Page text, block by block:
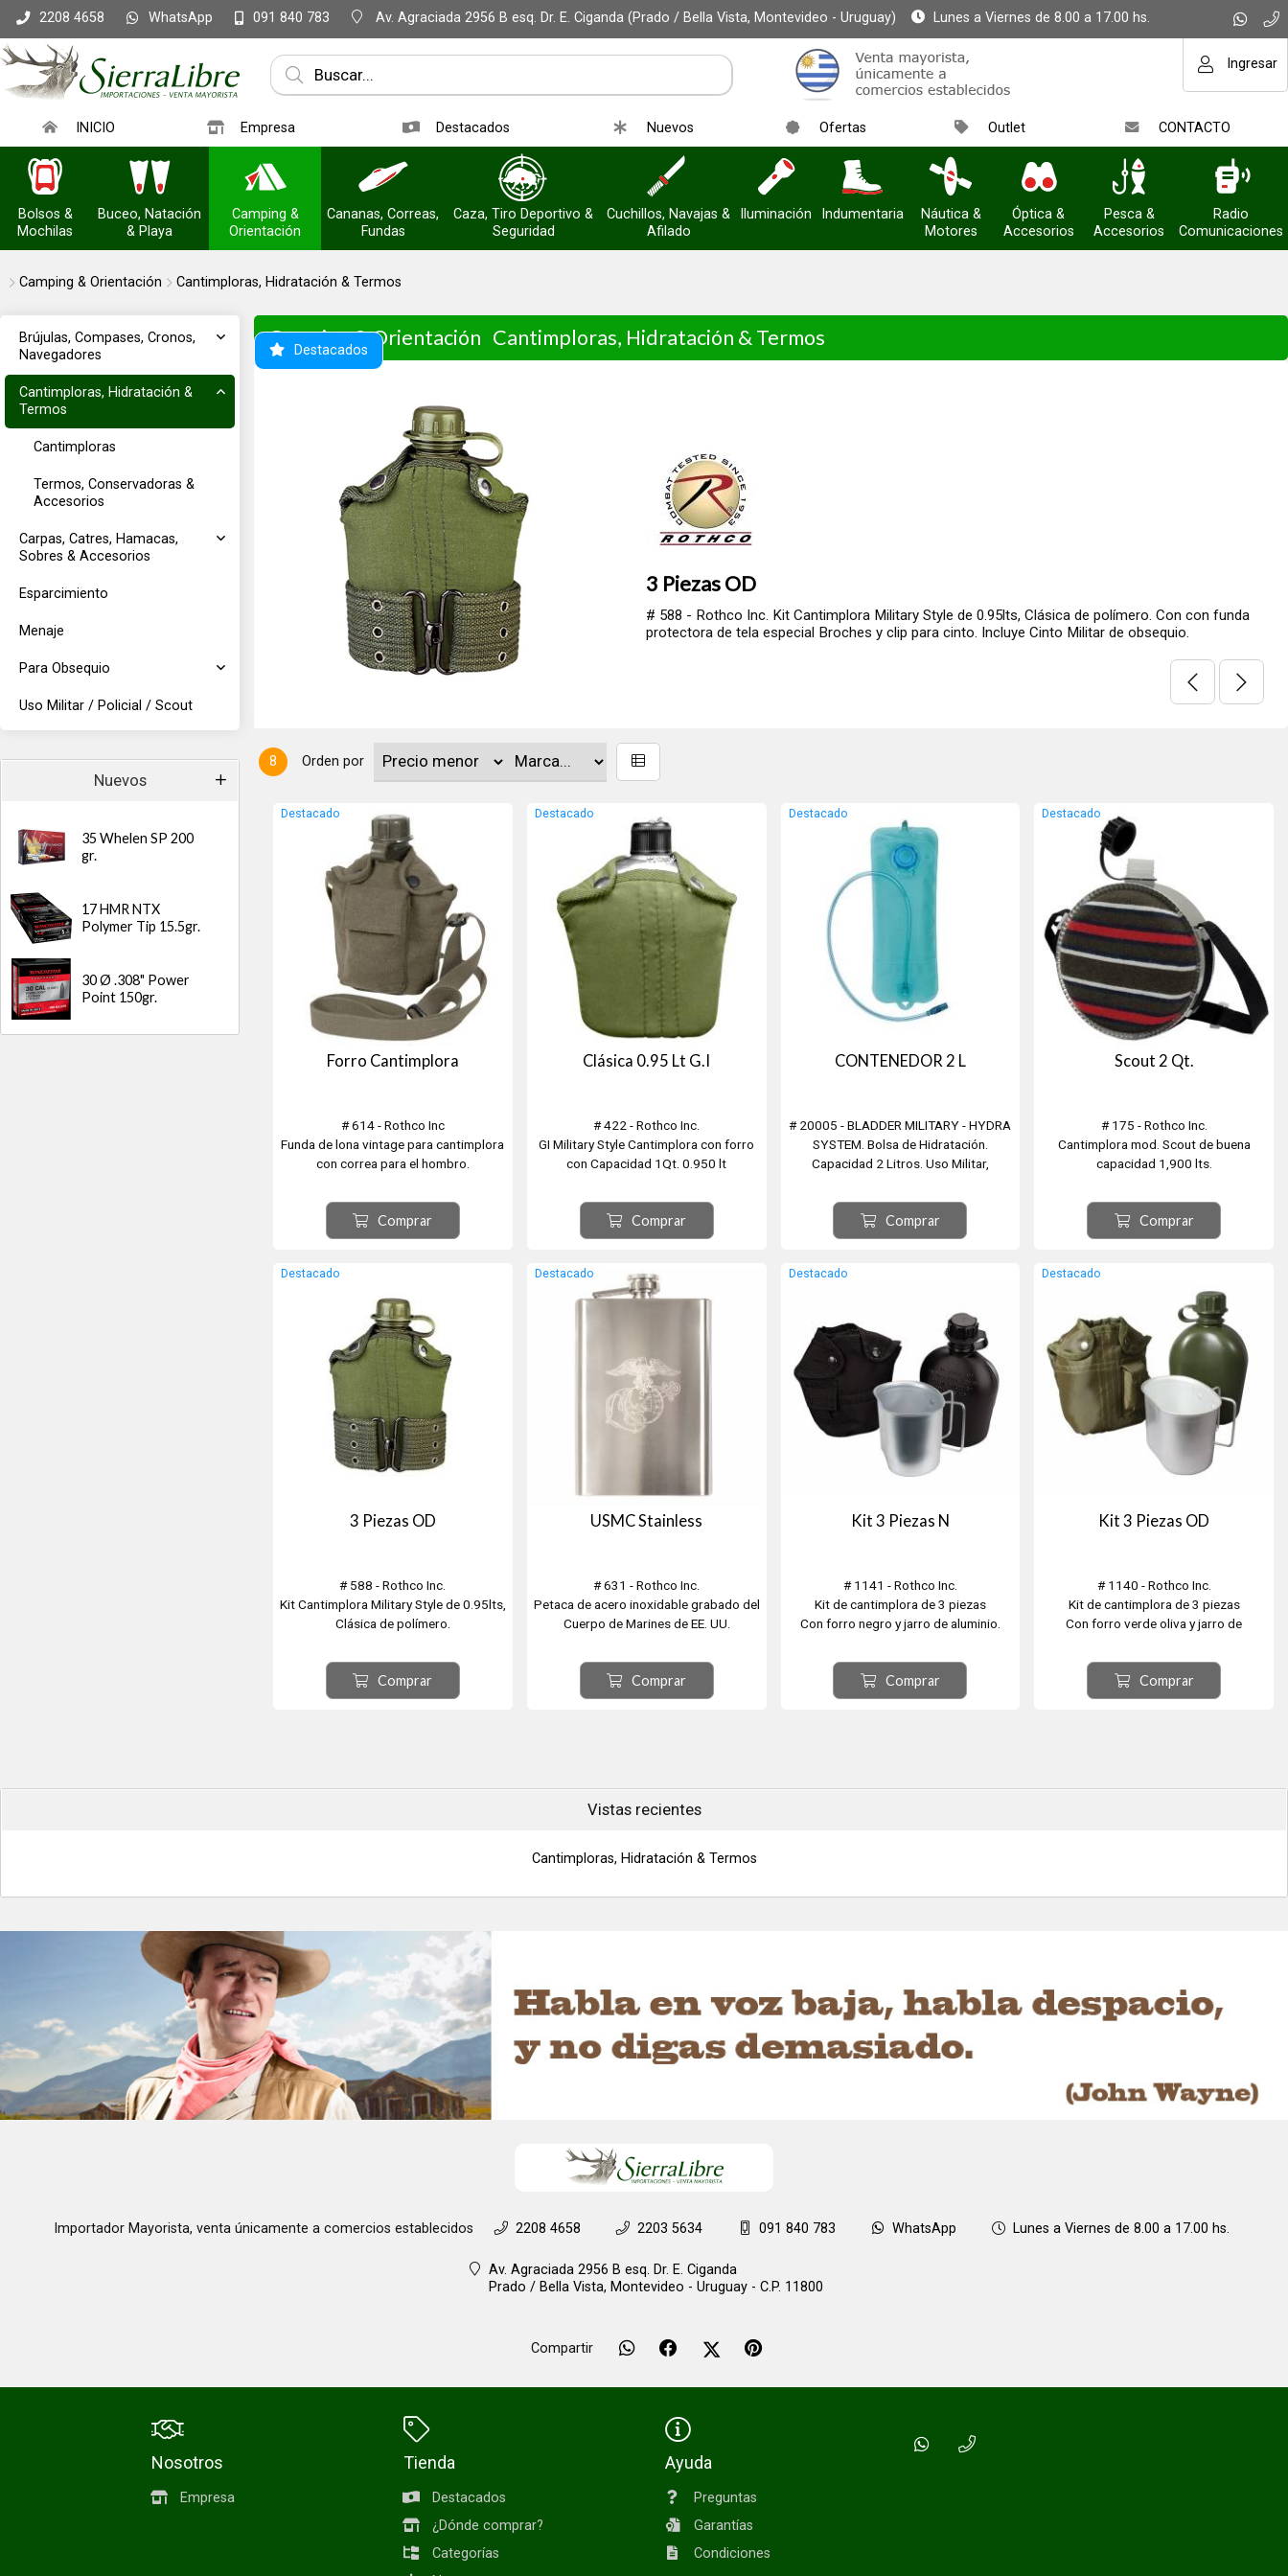
2208 4658 WhatsApp 091 840 783 Av. Agraciada 2956 B esq. Dr. E. Ciganda (Prado / Bella Vista, Montevideo - Uruguay) Lunes a Viernes de 8.00 a 17.00 hs.
Ingresar
INICIO Empresa Destacados Nuevos Ofertas Outlet CONTACTO
Bolsos &
Mochilas
Buceo, Natación
& Playa
Camping &
Orientación
Cananas, Correas,
Fundas
Caza, Tiro Deportivo &
Seguridad
Cuchillos, Navajas &
Afilado
Iluminación Indumentaria
Náutica &
Motores
Óptica &
Accesorios
Pesca &
Accesorios
Radio
Comunicaciones
Camping & Orientación Cantimploras, Hidratación & Termos
Brújulas, Compases, Cronos,
Navegadores
Cantimploras, Hidratación &
Termos
Cantimploras
Termos, Conservadoras &
Accesorios
Carpas, Catres, Hamacas,
Sobres & Accesorios
Esparcimiento
Menaje
Para Obsequio
Uso Militar / Policial / Scout
Nuevos
35 Whelen SP 200
gr.
17 HMR NTX
Polymer Tip 15.5gr.
30 Ø .308" Power
Point 150gr.
Camping & Orientación Cantimploras, Hidratación & Termos
Destacados
oliva y jarro de aluminio.
3 Piezas OD
# 588 - Rothco Inc. Kit Cantimplora Military Style de 0.95lts, Clásica de polímero. Con con funda
protectora de tela especial Broches y clip para cinto. Incluye Cinto Militar de obsequio.
8 Orden por
Destacado
Forro Cantimplora
# 614 - Rothco Inc
Funda de lona vintage para cantimplora
con correa para el hombro.
Comprar
Destacado
Clásica 0.95 Lt G.I
# 422 - Rothco Inc.
GI Military Style Cantimplora con forro
con Capacidad 1Qt. 0.950 lt
Clip para Cinto.
Comprar
Destacado
CONTENEDOR 2 L
# 20005 - BLADDER MILITARY - HYDRA
SYSTEM. Bolsa de Hidratación.
Capacidad 2 Litros. Uso Militar,
Sistema Molle. Medidas: 46 x 18cm
Compatible con la Mochila "MEDIUM
TRANSPORT".
Comprar
Destacado
Scout 2 Qt.
# 175 - Rothco Inc.
Cantimplora mod. Scout de buena
capacidad 1,900 lts.
Comprar
Destacado
3 Piezas OD
# 588 - Rothco Inc.
Kit Cantimplora Military Style de 0.95lts,
Clásica de polímero.
especial
Broches y clip para cinto.
Incluye Cinto Militar de obsequio.
Comprar
Destacado
USMC Stainless
# 631 - Rothco Inc.
Petaca de acero inoxidable grabado del
Cuerpo de Marines de EE. UU.
Gibbs.
Capacidad para hasta 237 ml de líquido
Logotipo grabado del águila, el globo
Comprar
Destacado
Kit 3 Piezas N
# 1141 - Rothco Inc.
Kit de cantimplora de 3 piezas
Con forro negro y jarro de aluminio.
Comprar
Destacado
Kit 3 Piezas OD
# 1140 - Rothco Inc.
Kit de cantimplora de 3 piezas
Con forro verde oliva y jarro de
Comprar
Vistas recientes
Cantimploras, Hidratación & Termos
Importador Mayorista, venta únicamente a comercios establecidos 2208 4658 2203 5634 091 840 783 WhatsApp Lunes a Viernes de 8.00 a 17.00 hs.
Av. Agraciada 2956 B esq. Dr. E. Ciganda
Prado / Bella Vista, Montevideo - Uruguay - C.P. 11800
Compartir
Nosotros
Empresa
Tienda
Destacados
¿Dónde comprar?
Categorías
Ayuda
Preguntas
Garantías
Condiciones